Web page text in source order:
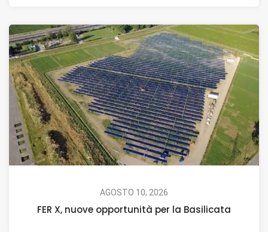
AGOSTO 10, 2026
FER X, nuove opportunità per la Basilicata